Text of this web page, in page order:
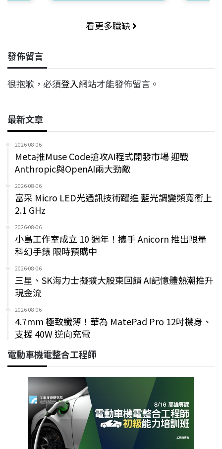
看更多職缺
發佈留言
很抱歉，必須登入網站才能發佈留言。
最新文章
2026-08-06
Meta推Muse Code搶攻AI程式開發市場 迎戰
Anthropic與OpenAI兩大勁敵
2026-08-06
富采 Micro LED光通訊技術躍進 藍光調變頻寬衝上
2.1 GHz
2026-08-06
小島工作室成立 10 週年！攜手 Anicorn 推出限量
科幻手錶 限時預購中
2026-08-06
三星、SK海力士擬擴大股東回饋 AI記憶體熱潮推升
現金流
2026-08-06
4.7mm 極致纖薄！華為 MatePad Pro 12吋機身、
支援 40W 逆向充電
電動車機電整合工程師